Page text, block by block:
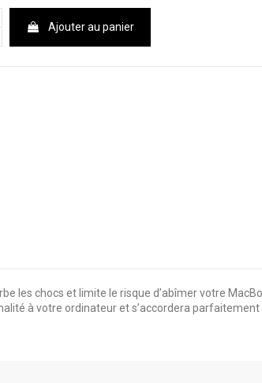
Ajouter au panier
les chocs et limite le risque d’abîmer votre
à votre ordinateur et s’accordera parfaitement